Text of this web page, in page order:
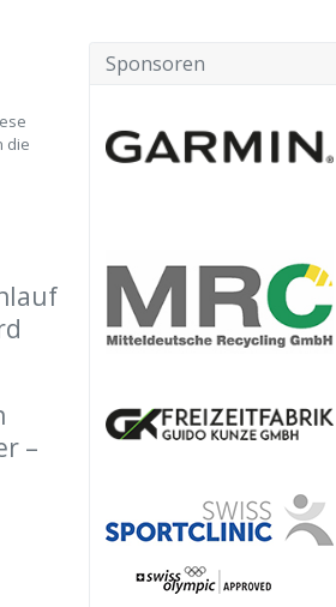
die
–
Sponsoren